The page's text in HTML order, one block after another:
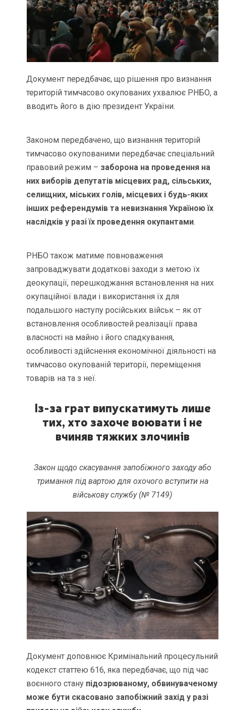
Документ передбачає, що рішення про визнання
територій тимчасово окупованих ухвалює РНБО, а
вводить його в дію президент України.
Законом передбачено, що визнання територій
тимчасово окупованими передбачає спеціальний
правовий режим – заборона на проведення на
них виборів депутатів місцевих рад, сільських,
селищних, міських голів, місцевих і будь-яких
інших референдумів та невизнання Україною їх
наслідків у разі їх проведення окупантами.
РНБО також матиме повноваження
запроваджувати додаткові заходи з метою їх
деокупації, перешкоджання встановлення на них
окупаційної влади і використання їх для
подальшого наступу російських військ – як от
встановлення особливостей реалізації права
власності на майно і його спадкування,
особливості здійснення економічної діяльності на
тимчасово окупованій території, переміщення
товарів на та з неї.
Із-за грат випускатимуть лише
тих, хто захоче воювати і не
вчиняв тяжких злочинів
Закон щодо скасування запобіжного заходу або
тримання під вартою для охочого вступити на
військову службу (№ 7149)
Документ доповнює Кримінальний процесульний
кодекст статтею 616, яка передбачає, що під час
воєнного стану підозрюваному, обвинуваченому
може бути скасовано запобіжний захід у разі